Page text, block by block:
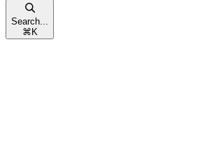
Search...
⌘ K